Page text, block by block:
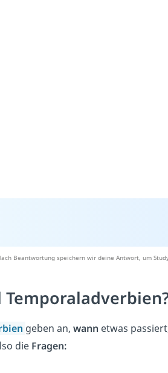
Beantwortung speichern wir deine Antwort, um
geben an, wann etwas
die Fragen: